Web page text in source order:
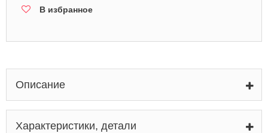
В избранное
Описание
Характеристики, детали